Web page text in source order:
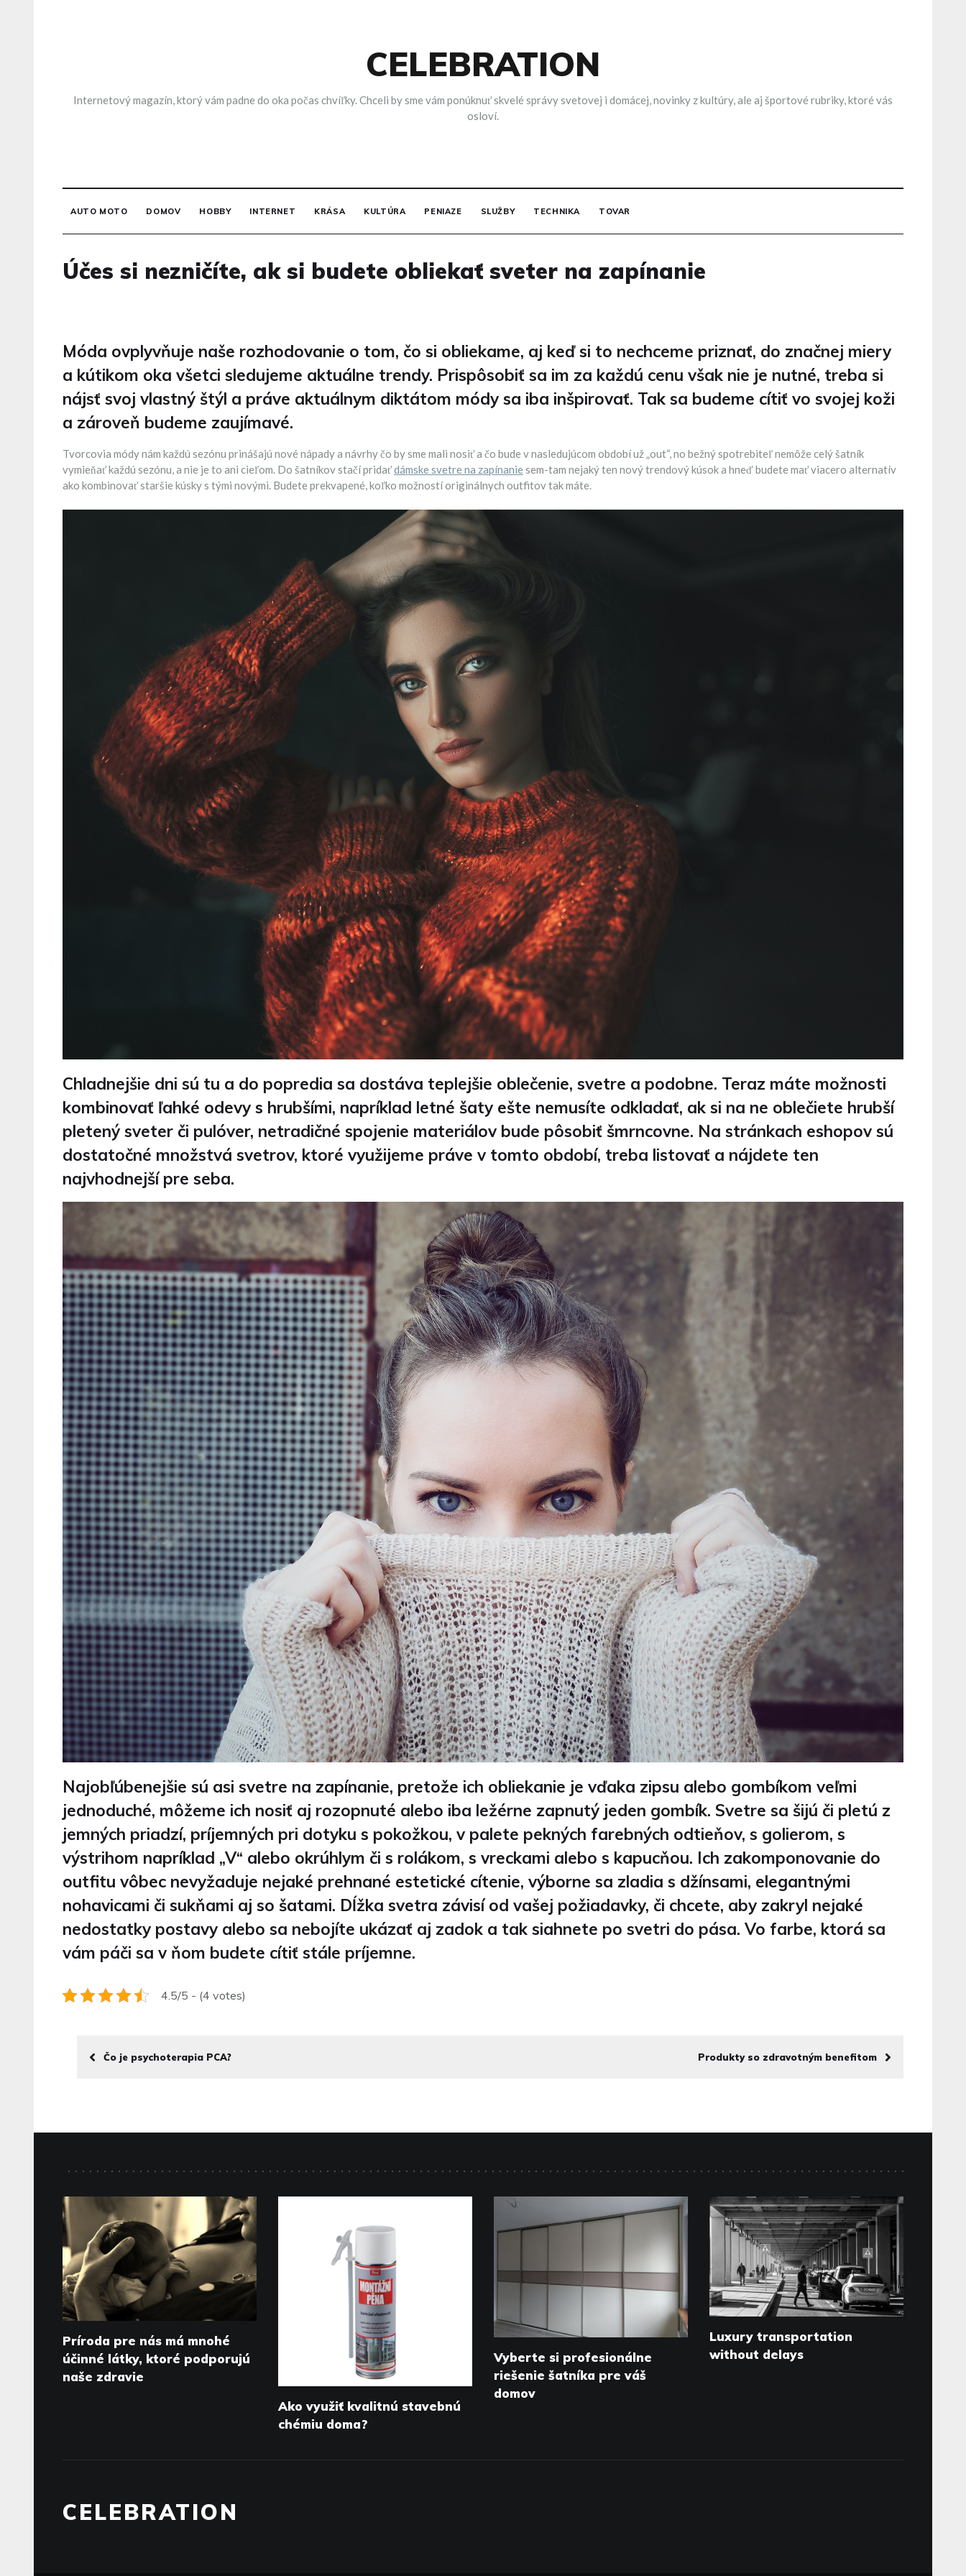
CELEBRATION
Internetový magazín, ktorý vám padne do oka počas chvíľky. Chceli by sme vám ponúknuť skvelé správy svetovej i domácej, novinky z kultúry, ale aj športové rubriky, ktoré vás
osloví.
AUTO MOTO DOMOV HOBBY INTERNET KRÁSA KULTÚRA PENIAZE SLUŽBY TECHNIKA TOVAR
Účes si nezničíte, ak si budete obliekať sveter na zapínanie
Móda ovplyvňuje naše rozhodovanie o tom, čo si obliekame, aj keď si to nechceme priznať, do značnej miery
a kútikom oka všetci sledujeme aktuálne trendy. Prispôsobiť sa im za každú cenu však nie je nutné, treba si
nájsť svoj vlastný štýl a práve aktuálnym diktátom módy sa iba inšpirovať. Tak sa budeme cítiť vo svojej koži
a zároveň budeme zaujímavé.
Tvorcovia módy nám každú sezónu prinášajú nové nápady a návrhy čo by sme mali nosiť a čo bude v nasledujúcom období už „out“, no bežný spotrebiteľ nemôže celý šatník
vymieňať každú sezónu, a nie je to ani cieľom. Do šatníkov stačí pridaťdámske svetre na zapínaniesem-tam nejaký ten nový trendový kúsok a hneď budete mať viacero alternatív
ako kombinovať staršie kúsky s tými novými. Budete prekvapené, koľko možností originálnych outfitov tak máte.
Chladnejšie dni sú tu a do popredia sa dostáva teplejšie oblečenie, svetre a podobne. Teraz máte možnosti
kombinovať ľahké odevy s hrubšími, napríklad letné šaty ešte nemusíte odkladať, ak si na ne oblečiete hrubší
pletený sveter či pulóver, netradičné spojenie materiálov bude pôsobiť šmrncovne. Na stránkach eshopov sú
dostatočné množstvá svetrov, ktoré využijeme práve v tomto období, treba listovať a nájdete ten
najvhodnejší pre seba.
Najobľúbenejšie sú asi svetre na zapínanie, pretože ich obliekanie je vďaka zipsu alebo gombíkom veľmi
jednoduché, môžeme ich nosiť aj rozopnuté alebo iba ležérne zapnutý jeden gombík. Svetre sa šijú či pletú z
jemných priadzí, príjemných pri dotyku s pokožkou, v palete pekných farebných odtieňov, s golierom, s
výstrihom napríklad „V“ alebo okrúhlym či s rolákom, s vreckami alebo s kapucňou. Ich zakomponovanie do
outfitu vôbec nevyžaduje nejaké prehnané estetické cítenie, výborne sa zladia s džínsami, elegantnými
nohavicami či sukňami aj so šatami. Dĺžka svetra závisí od vašej požiadavky, či chcete, aby zakryl nejaké
nedostatky postavy alebo sa nebojíte ukázať aj zadok a tak siahnete po svetri do pása. Vo farbe, ktorá sa
vám páči sa v ňom budete cítiť stále príjemne.
4.5/5 - (4 votes)
Čo je psychoterapia PCA? Produkty so zdravotným benefitom
Príroda pre nás má mnohé
účinné látky, ktoré podporujú
naše zdravie
Ako využiť kvalitnú stavebnú
chémiu doma?
Vyberte si profesionálne
riešenie šatníka pre váš
domov
Luxury transportation
without delays
CELEBRATION